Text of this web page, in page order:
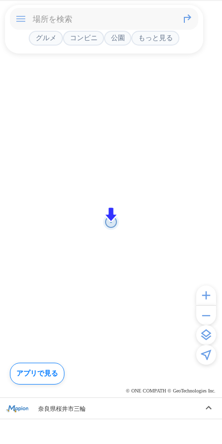
© ONE COMPATH © GeoTechnologies Inc.
グルメ コンビニ 公園 もっと見る
奈良県桜井市三輪
アプリで見る